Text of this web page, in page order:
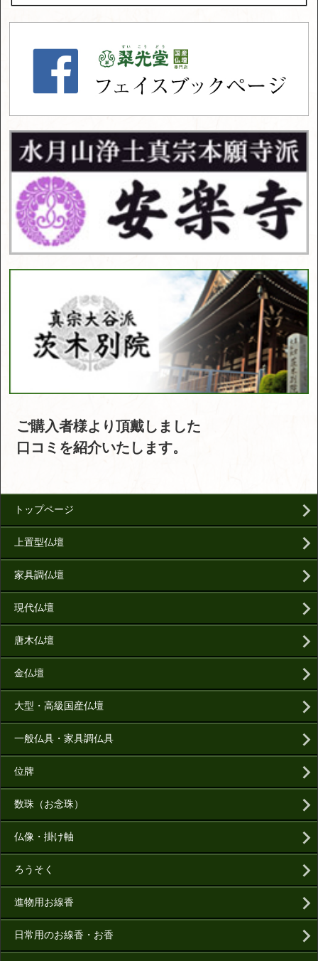
ご購入者様より頂戴しました
口コミを紹介いたします。
トップページ
上置型仏壇
家具調仏壇
現代仏壇
唐木仏壇
金仏壇
大型・高級国産仏壇
一般仏具・家具調仏具
位牌
数珠（お念珠）
仏像・掛け軸
ろうそく
進物用お線香
日常用のお線香・お香